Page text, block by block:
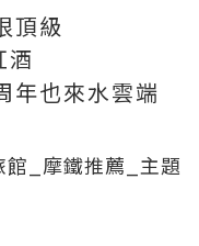
頂級
酒
年也來水雲端